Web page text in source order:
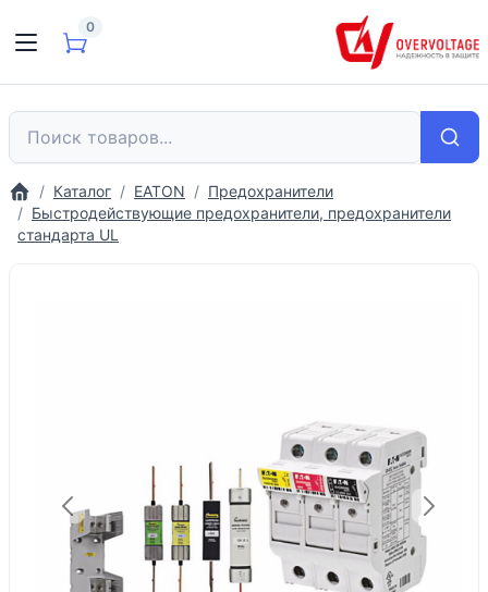
0
Каталог EATON
Предохранители
Быстродействующие предохранители, предохранители
стандарта UL